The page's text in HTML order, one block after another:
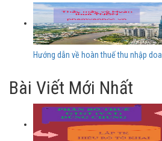
Hướng dẫn về hoàn thuế thu nhập
Bài Viết Mới Nhất